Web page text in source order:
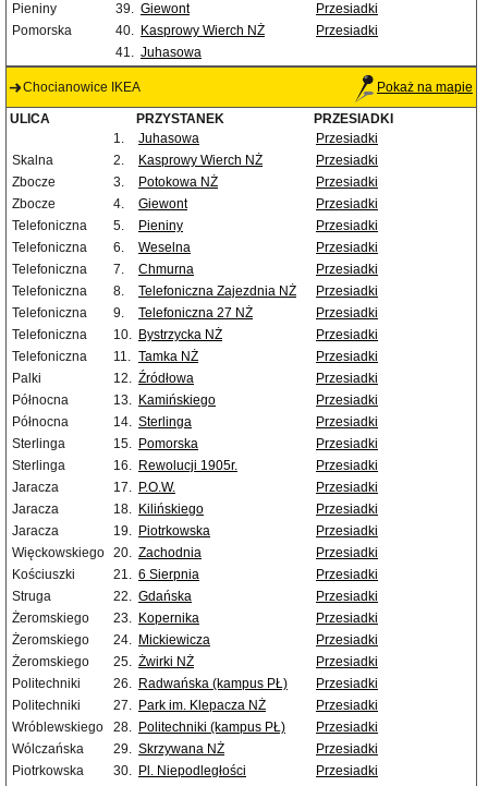
Pieniny
39. Giewont
Przesiadki
Pomorska
40. Kasprowy Wierch NŻ
Przesiadki
41. Juhasowa
Chocianowice IKEA Pokaż na mapie
ULICA PRZYSTANEK
PRZESIADKI
1.
Juhasowa
Przesiadki
Skalna
2. Kasprowy Wierch NŻ
Przesiadki
Zbocze
3. Potokowa NŻ
Przesiadki
Zbocze
4. Giewont
Przesiadki
Telefoniczna
5. Pieniny
Przesiadki
Telefoniczna
6. Weselna
Przesiadki
Telefoniczna
7. Chmurna
Przesiadki
Telefoniczna
8. Telefoniczna Zajezdnia NŻ
Przesiadki
Telefoniczna
9. Telefoniczna 27 NŻ
Przesiadki
Telefoniczna
10. Bystrzycka NŻ
Przesiadki
Telefoniczna
11. Tamka NŻ
Przesiadki
Palki
12. Źródłowa
Przesiadki
Północna
13. Kamińskiego
Przesiadki
Północna
14. Sterlinga
Przesiadki
Sterlinga
15. Pomorska
Przesiadki
Sterlinga
16. Rewolucji 1905r.
Przesiadki
Jaracza
17. P.O.W.
Przesiadki
Jaracza
18. Kilińskiego
Przesiadki
Jaracza
19. Piotrkowska
Przesiadki
Więckowskiego 20. Zachodnia
Przesiadki
Kościuszki
21. 6 Sierpnia
Przesiadki
Struga
22. Gdańska
Przesiadki
Żeromskiego
23. Kopernika
Przesiadki
Żeromskiego
24. Mickiewicza
Przesiadki
Żeromskiego
25. Żwirki NŻ
Przesiadki
Politechniki
26. Radwańska (kampus PŁ)
Przesiadki
Politechniki
27. Park im. Klepacza NŻ
Przesiadki
Wróblewskiego
28. Politechniki (kampus PŁ)
Przesiadki
Wólczańska
29. Skrzywana NŻ
Przesiadki
Piotrkowska
30. Pl. Niepodległości
Przesiadki